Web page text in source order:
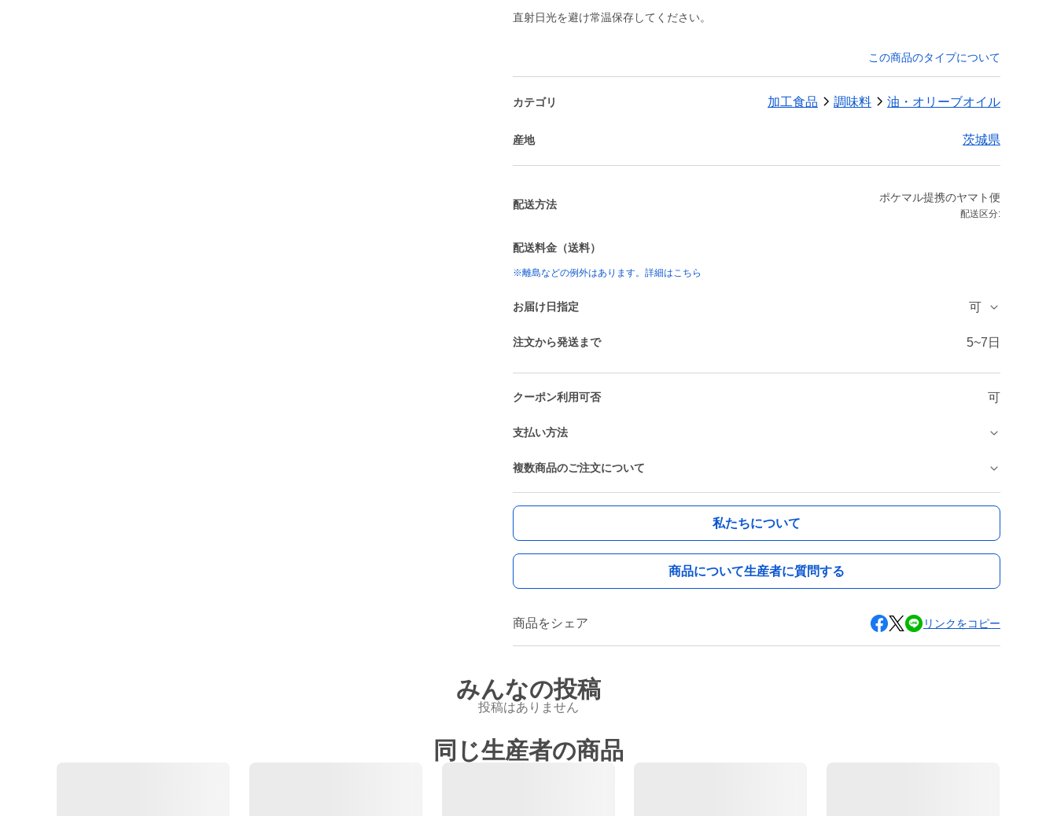
直射日光を避け常温保存してください。
この商品のタイプについて
カテゴリ 加工食品 調味料 油・オリーブオイル
産地 茨城県
配送方法
ポケマル提携のヤマト便
配送区分:
配送料金（送料）
※離島などの例外はあります。詳細はこちら
お届け日指定 可
注文から発送まで 5~7日
クーポン利用可否 可
支払い方法
複数商品のご注文について
私たちについて
商品について生産者に質問する
商品をシェア リンクをコピー
みんなの投稿
投稿はありません
同じ生産者の商品